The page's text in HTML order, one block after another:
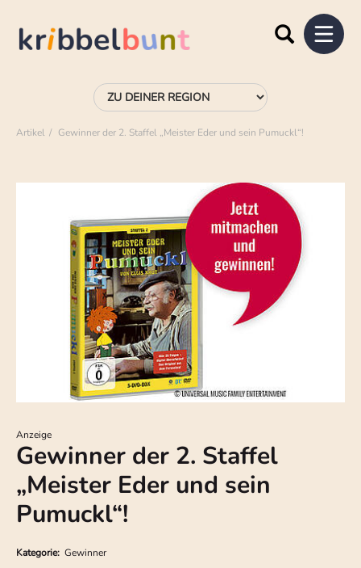
Artikel Gewinner der 2. Staffel „Meister Eder und sein Pumuckl“!
Anzeige
Gewinner der 2. Staffel
„Meister Eder und sein
Pumuckl“!
Kategorie: Gewinner